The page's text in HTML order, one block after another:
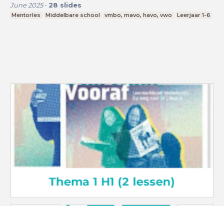
June 2025- 28 slides
Mentorles Middelbare school vmbo, mavo, havo, vwo Leerjaar 1-6